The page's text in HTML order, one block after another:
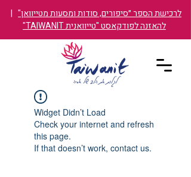
לרכישת הספר ״סיפורים, סודות ומסעות מטייוואן" |
להאזנה לפודקאסט "טייוואנית TAIWANIT"
Widget Didn’t Load
Check your internet and refresh
this page.
If that doesn’t work, contact us.